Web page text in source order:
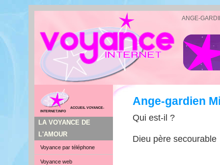
ANGE-
ACCUEIL VOYANCE-
INTERNET.INFO
LA VOYANCE DE
L'AMOUR
Voyance par téléphone
Voyance web
Ange-gardien
Qui est-il ?
Dieu père secourable